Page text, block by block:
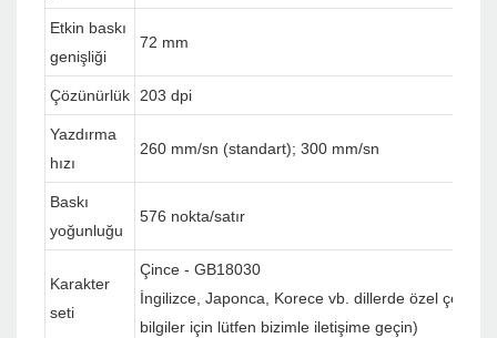
Etkin baskı
genişliği
72 mm
Çözünürlük 203 dpi
Yazdırma
hızı
260 mm/sn (standart); 300 mm/sn
Baskı
yoğunluğu
576 nokta/satır
Karakter
seti
Çince - GB18030
İngilizce, Japonca, Korece vb. dillerde özel çeviri
bilgiler için lütfen bizimle iletişime geçin)